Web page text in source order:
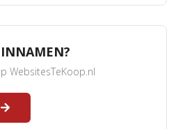
WebsitesTeKoop.nl